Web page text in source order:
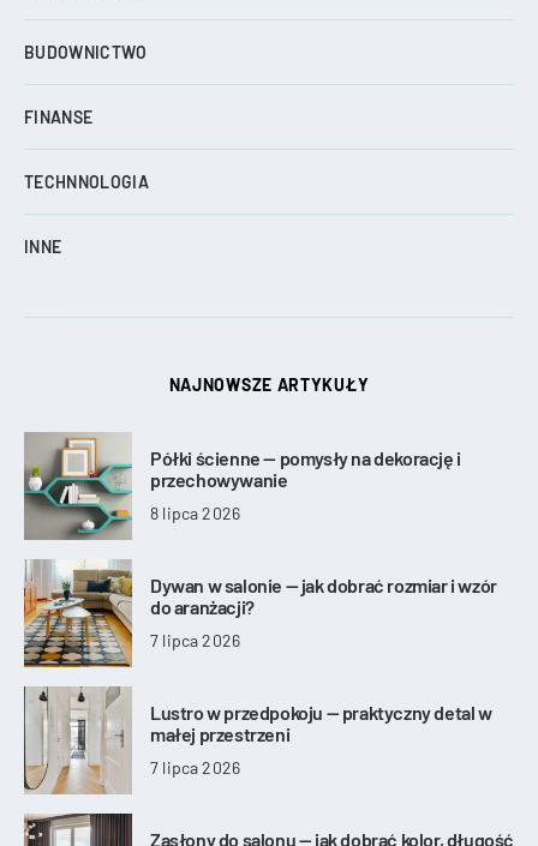
BUDOWNICTWO
FINANSE
TECHNNOLOGIA
INNE
NAJNOWSZE ARTYKUŁY
Półki ścienne — pomysły na dekorację i
przechowywanie
8 lipca 2026
Dywan w salonie — jak dobrać rozmiar i wzór
do aranżacji?
7 lipca 2026
Lustro w przedpokoju — praktyczny detal w
małej przestrzeni
7 lipca 2026
Zasłony do salonu — jak dobrać kolor, długość